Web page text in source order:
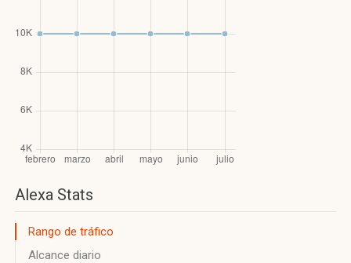
Alexa Stats
Rango de tráfico
Alcance diario